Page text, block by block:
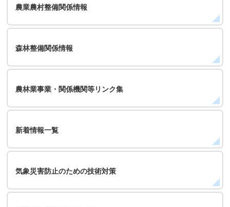
農業農村整備関係情報
森林整備関係情報
農林業事業・関係機関等リンク集
新着情報一覧
気象災害防止のための技術対策